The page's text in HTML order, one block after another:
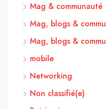
Mag & communauté
Mag, blogs &
Mag, blogs &
mobile
Networking
Non classifié(e)